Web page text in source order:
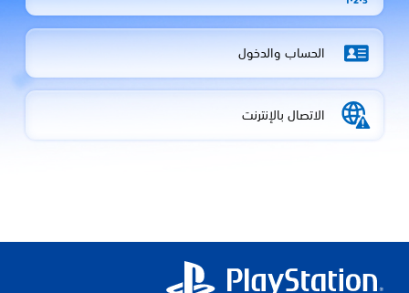
الحساب والدخول
الاتصال بالإنترنت